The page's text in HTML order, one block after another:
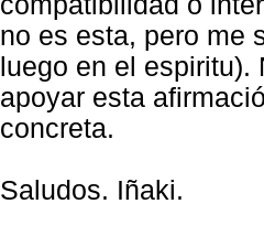
no es esta, pero me
luego en el
apoyar esta
concreta.
Saludos. Iñaki.